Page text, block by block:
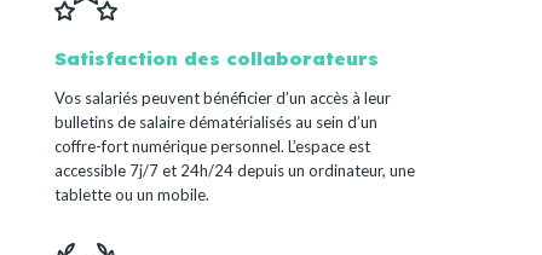
Satisfaction des collaborateurs
Vos salariés peuvent bénéficier d’un accès à leur
bulletins de salaire dématérialisés au sein d’un
coffre-fort numérique personnel. L’espace est
accessible 7j/7 et 24h/24 depuis un ordinateur, une
tablette ou un mobile.